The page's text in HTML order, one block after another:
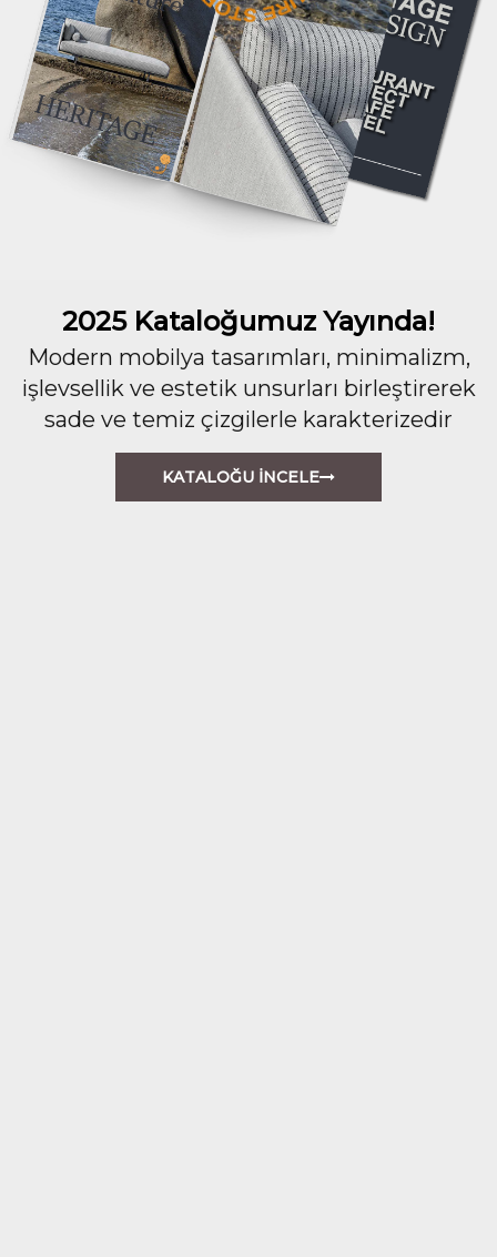
2025 Kataloğumuz Yayında!
Modern mobilya tasarımları, minimalizm,
işlevsellik ve estetik unsurları birleştirerek
sade ve temiz çizgilerle karakterizedir
KATALOĞU İNCELE